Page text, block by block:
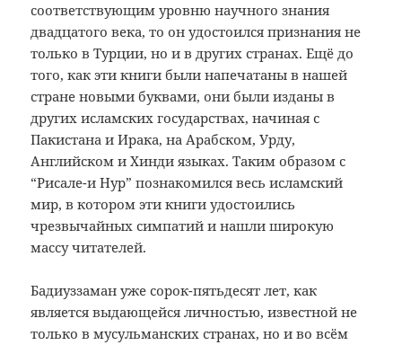
соответствующим уровню научного знания
двадцатого века, то он удостоился признания не
только в Турции, но и в других странах. Ещё до
того, как эти книги были напечатаны в нашей
стране новыми буквами, они были изданы в
других исламских государствах, начиная с
Пакистана и Ирака, на Арабском, Урду,
Английском и Хинди языках. Таким образом с
“Рисале-и Нур” познакомился весь исламский
мир, в котором эти книги удостоились
чрезвычайных симпатий и нашли широкую
массу читателей.
Бадиуззаман уже сорок-пятьдесят лет, как
является выдающейся личностью, известной не
только в мусульманских странах, но и во всём